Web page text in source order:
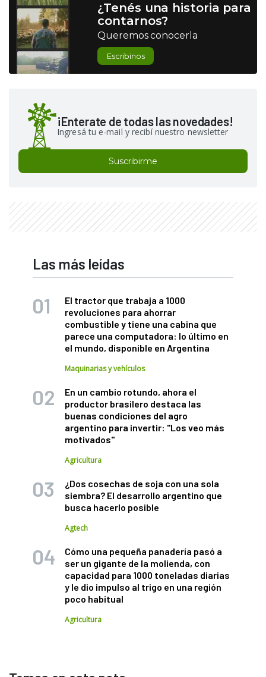
¿Tenés una historia para
contarnos?
Queremos conocerla
Escribinos
¡Enterate de todas las novedades!
Ingresá tu e-mail y recibí nuestro newsletter
Suscribirme
Las más leídas
El tractor que trabaja a 1000
revoluciones para ahorrar
combustible y tiene una cabina que
parece una computadora: lo último en
el mundo, disponible en Argentina
Maquinarias y vehículos
En un cambio rotundo, ahora el
productor brasilero destaca las
buenas condiciones del agro
argentino para invertir: "Los veo más
motivados"
Agricultura
¿Dos cosechas de soja con una sola
siembra? El desarrollo argentino que
busca hacerlo posible
Agtech
Cómo una pequeña panadería pasó a
ser un gigante de la molienda, con
capacidad para 1000 toneladas diarias
y le dio impulso al trigo en una región
poco habitual
Agricultura